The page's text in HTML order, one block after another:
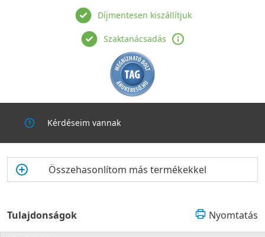
Díjmentesen kiszállítjuk
Szaktanácsadás
Kérdéseim vannak
Összehasonlítom más termékekkel
Tulajdonságok Nyomtatás